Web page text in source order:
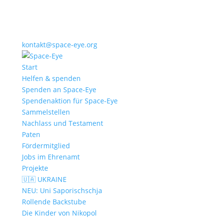
kontakt@space-eye.org
Start
Helfen & spenden
Spenden an Space-Eye
Spendenaktion für Space-Eye
Sammelstellen
Nachlass und Testament
Paten
Fördermitglied
Jobs im Ehrenamt
Projekte
🇺🇦 UKRAINE
NEU: Uni Saporischschja
Rollende Backstube
Die Kinder von Nikopol